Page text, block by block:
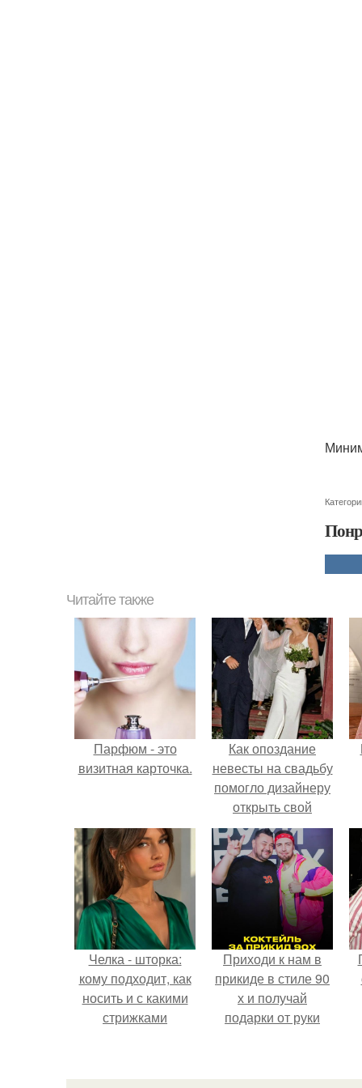
Читайте также
Парфюм - это
визитная карточка.
Как опоздание
невесты на свадьбу
помогло дизайнеру
открыть свой
бренд.
Челка - шторка:
кому подходит, как
носить и с какими
стрижками
Приходи к нам в
прикиде в стиле 90
х и получай
подарки от руки